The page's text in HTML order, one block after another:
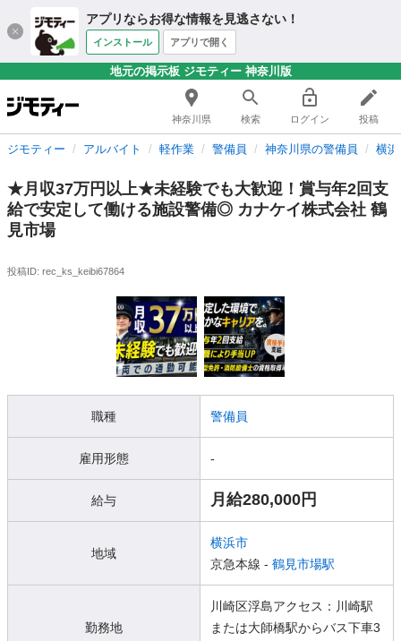
アプリならお得な情報を見逃さない！
インストール アプリで開く
地元の掲示板 ジモティー 神奈川版
神奈川県 検索 ログイン 投稿
ジモティー アルバイト 軽作業 警備員 神奈川県の警備員 横
★月収37万円以上★未経験でも大歓迎！賞与年2回支
給で安定して働ける施設警備◎ カナケイ株式会社 鶴
見市場
投稿ID: rec_ks_keibi67864
職種 警備員
雇用形態 -
給与 月給280,000円
地域
横浜市
京急本線 - 鶴見市場駅
勤務地
川崎区浮島アクセス：川崎駅
または大師橋駅からバス下車3